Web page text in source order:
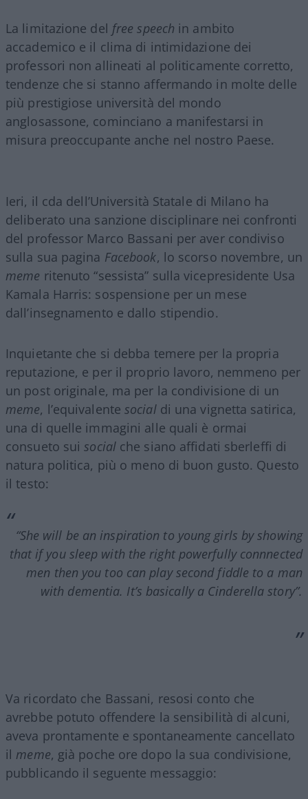
La limitazione del free speech in ambito
accademico e il clima di intimidazione dei
professori non allineati al politicamente corretto,
tendenze che si stanno affermando in molte delle
più prestigiose università del mondo
anglosassone, cominciano a manifestarsi in
misura preoccupante anche nel nostro Paese.
Ieri, il cda dell’Università Statale di Milano ha
deliberato una sanzione disciplinare nei confronti
del professor Marco Bassani per aver condiviso
sulla sua pagina Facebook, lo scorso novembre, un
meme ritenuto “sessista” sulla vicepresidente Usa
Kamala Harris: sospensione per un mese
dall’insegnamento e dallo stipendio.
Inquietante che si debba temere per la propria
reputazione, e per il proprio lavoro, nemmeno per
un post originale, ma per la condivisione di un
meme, l’equivalentesocial di una vignetta satirica,
una di quelle immagini alle quali è ormai
consueto suisocial che siano affidati sberleffi di
natura politica, più o meno di buon gusto. Questo
il testo:
“She will be an inspiration to young girls by showing
that if you sleep with the right powerfully connnected
men then you too can play second fiddle to a man
with dementia. It’s basically a Cinderella story”.
Va ricordato che Bassani, resosi conto che
avrebbe potuto offendere la sensibilità di alcuni,
aveva prontamente e spontaneamente cancellato
il meme, già poche ore dopo la sua condivisione,
pubblicando il seguente messaggio: